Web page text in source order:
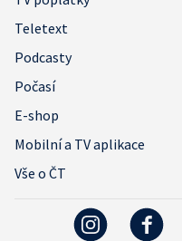
Teletext
Podcasty
Počasí
E-shop
Mobilní a TV aplikace
Vše o ČT